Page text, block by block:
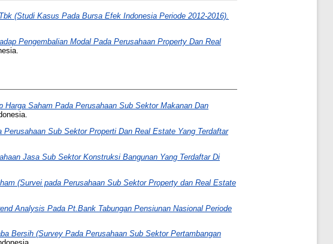
(Studi Kasus Pada Bursa Efek Indonesia Periode 2012-2016).
Pengembalian Modal Pada Perusahaan Property Dan Real
Saham Pada Perusahaan Sub Sektor Makanan Dan
Sub Sektor Properti Dan Real Estate Yang Terdaftar
Jasa Sub Sektor Konstruksi Bangunan Yang Terdaftar Di
(Survei pada Perusahaan Sub Sektor Property dan Real Estate
Analysis Pada Pt.Bank Tabungan Pensiunan Nasional Periode
Bersih (Survey Pada Perusahaan Sub Sektor Pertambangan